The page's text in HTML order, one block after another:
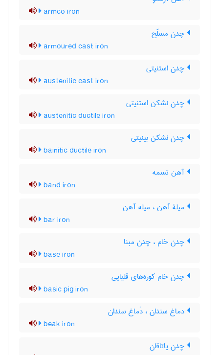
armco iron
چدن مسلّح
armoured cast iron
چدن استنیتی
austenitic cast iron
چدن نشکن استنیتی
austenitic ductile iron
چدن نشکن بینیتی
bainitic ductile iron
آهن تسمه
band iron
میلۀ آهن ، میله آهن
bar iron
چدن خام ، چدن مبنا
base iron
چدن خام کوره‌های قلیایی
basic pig iron
دماغ سندان ، دَماغ سندان
beak iron
چدن یاتاقان